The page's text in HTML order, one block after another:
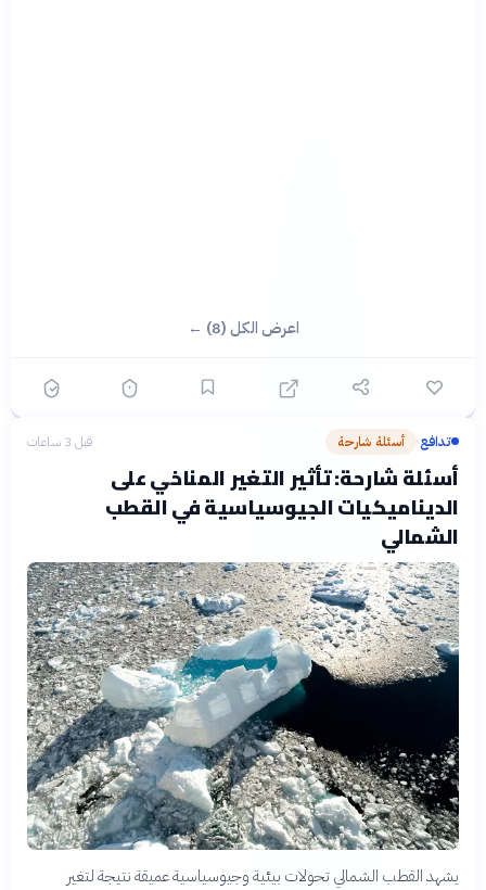
اعرض الكل (8) ←
تدافع› أسئلة شارحة قبل 3 ساعات
أسئلة شارحة: تأثير التغير المناخي على
الديناميكيات الجيوسياسية في القطب
الشمالي
يشهد القطب الشمالي تحولات بيئية وجيوسياسية عميقة نتيجة لتغير